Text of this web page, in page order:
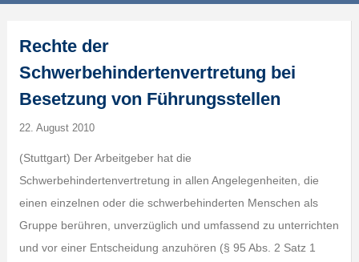
Rechte der
Schwerbehindertenvertretung bei
Besetzung von Führungsstellen
22. August 2010
(Stuttgart) Der Arbeitgeber hat die
Schwerbehindertenvertretung in allen Angelegenheiten, die
einen einzelnen oder die schwerbehinderten Menschen als
Gruppe berühren, unverzüglich und umfassend zu unterrichten
und vor einer Entscheidung anzuhören (§ 95 Abs. 2 Satz 1